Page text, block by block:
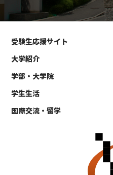
受験生応援サイト
大学紹介
学部・大学院
学生生活
国際交流・留学